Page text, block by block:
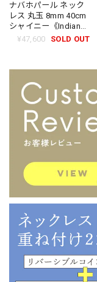
ナバホパール ネック
レス 丸玉 8mm 40cm
シャイニー《Indian
Jewelry》☆
¥47,600 SOLD OUT